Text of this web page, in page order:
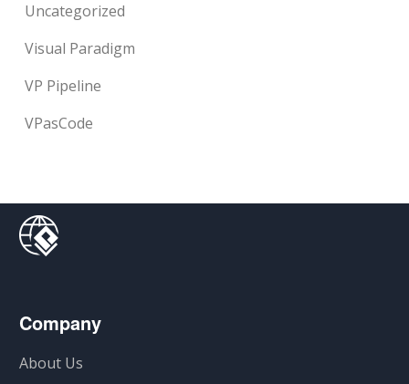
Uncategorized
Visual Paradigm
VP Pipeline
VPasCode
Company
About Us